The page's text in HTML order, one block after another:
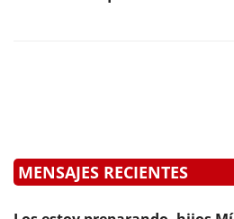
MENSAJES RECIENTES